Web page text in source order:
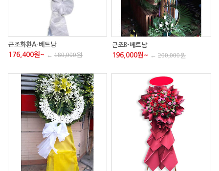
근조화환A-베트남
176,400원~ ← 180,000원
근조B-베트남
196,000원~ ← 200,000원